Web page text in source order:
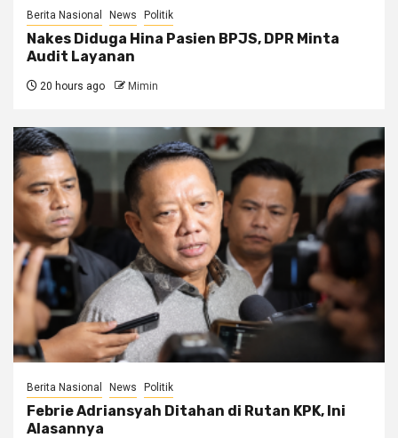
Berita Nasional News Politik
Nakes Diduga Hina Pasien BPJS, DPR Minta
Audit Layanan
20 hours ago Mimin
Berita Nasional News Politik
Febrie Adriansyah Ditahan di Rutan KPK, Ini
Alasannya